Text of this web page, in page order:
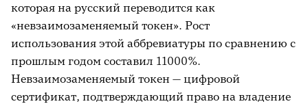
которая на русский переводится как
«невзаимозаменяемый токен». Рост
использования этой аббревиатуры по сравнению с
прошлым годом составил 11000%.
Невзаимозаменяемый токен — цифровой
сертификат, подтверждающий право на владение